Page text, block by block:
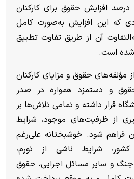
نسبت به سال قبل ۴۰ درصد افزایش حقوق برای کارکنان
که این افزایش به‌صورت کامل
آن از طریق تفاوت تطبیق
شده است.
مؤلفه‌های حقوق و مزایای کارکنان
و دستمزد همواره در صدر
قرار داشته و تمامی تلاش‌ها بر
از ظرفیت‌های موجود، شرایط
فراهم شود. خوشبختانه علی‌رغم
شرایط ناشی از تورم،
و سایر مسائل اجرایی، حقوق